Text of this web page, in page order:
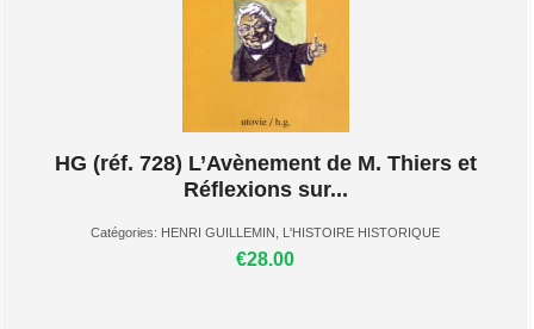
HG (réf. 728) L’Avènement de M. Thiers et
Réflexions sur...
Catégories: HENRI GUILLEMIN L'HISTOIRE HISTORIQUE
€28.00